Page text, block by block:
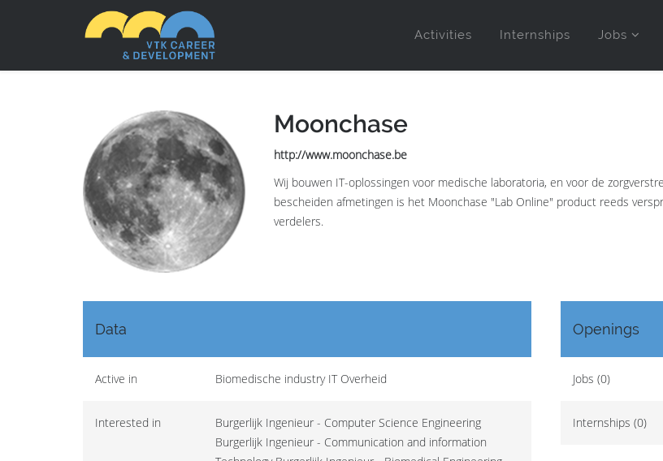
Activities Internships Jobs
Moonchase
http://www.moonchase.be
Wij bouwen IT-oplossingen voor medische laboratoria, en voor de
bescheiden afmetingen is het Moonchase "Lab Online" product reeds
verdelers.
Data
Active in Biomedische industry IT Overheid
Interested in
Burgerlijk Ingenieur - Computer Science Engineering
Burgerlijk Ingenieur - Communication and information
Openings
Jobs (0)
Internships (0)